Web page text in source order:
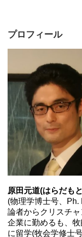
プロフィール
原田元道(はらだもと
(物理学博士号、
論者からクリスチ
企業に勤めるも、
に留学(牧会学修士